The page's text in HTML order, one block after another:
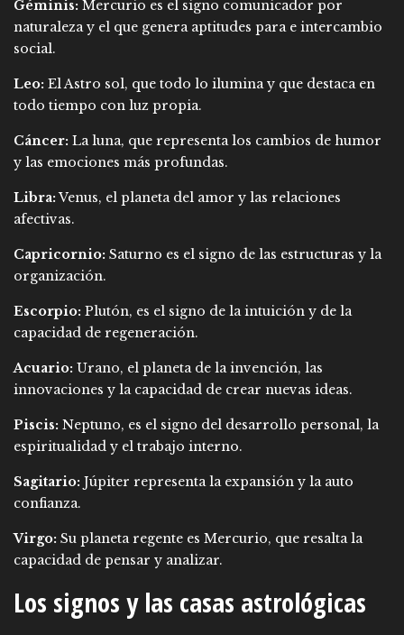
Géminis: Mercurio es el signo comunicador por
naturaleza y el que genera aptitudes para e intercambio
social.
Leo: El Astro sol, que todo lo ilumina y que destaca en
todo tiempo con luz propia.
Cáncer: La luna, que representa los cambios de humor
y las emociones más profundas.
Libra:Venus, el planeta del amor y las relaciones
afectivas.
Capricornio: Saturno es el signo de las estructuras y la
organización.
Escorpio: Plutón, es el signo de la intuición y de la
capacidad de regeneración.
Acuario: Urano, el planeta de la invención, las
innovaciones y la capacidad de crear nuevas ideas.
Piscis: Neptuno, es el signo del desarrollo personal, la
espiritualidad y el trabajo interno.
Sagitario: Júpiter representa la expansión y la auto
confianza.
Virgo: Su planeta regente es Mercurio, que resalta la
capacidad de pensar y analizar.
Los signos y las casas astrológicas